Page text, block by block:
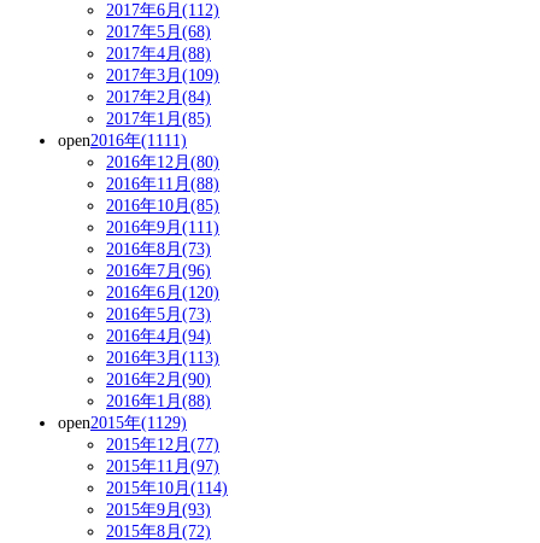
2017年6月(112)
2017年5月(68)
2017年4月(88)
2017年3月(109)
2017年2月(84)
2017年1月(85)
open2016年(1111)
2016年12月(80)
2016年11月(88)
2016年10月(85)
2016年9月(111)
2016年8月(73)
2016年7月(96)
2016年6月(120)
2016年5月(73)
2016年4月(94)
2016年3月(113)
2016年2月(90)
2016年1月(88)
open2015年(1129)
2015年12月(77)
2015年11月(97)
2015年10月(114)
2015年9月(93)
2015年8月(72)